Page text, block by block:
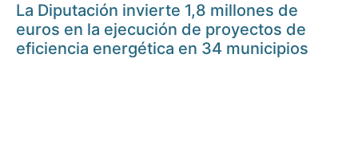
La Diputación invierte 1,8 millones de
euros en la ejecución de proyectos de
eficiencia energética en 34 municipios